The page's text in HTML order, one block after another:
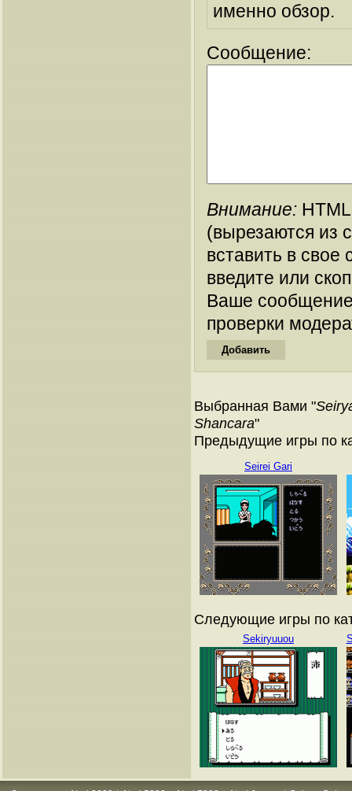
именно обзор.
Сообщение:
Внимание:
(вырезаются из
вставить в
введите или
Ваше
проверки
Выбранная Вами "
Shancara"
Предыдущие игры по
Seirei Gari
Следующие игры по
Sekiryuuou